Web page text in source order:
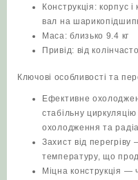
Конструкція: корпус
вал на
Маса: близько 9.4 кг
Привід: від
Ключові особливості та
Ефективне
стабільну
охолодження та
Захист від
температуру, що
Міцна конструкція —